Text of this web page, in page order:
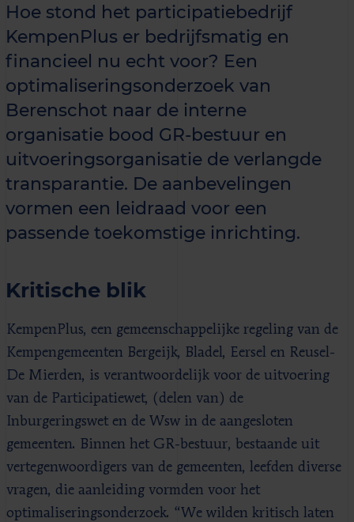
Hoe stond het participatiebedrijf
KempenPlus er bedrijfsmatig en
financieel nu echt voor? Een
optimaliseringsonderzoek van
Berenschot naar de interne
organisatie bood GR-bestuur en
uitvoeringsorganisatie de verlangde
transparantie. De aanbevelingen
vormen een leidraad voor een
passende toekomstige inrichting.
Kritische blik
KempenPlus, een gemeenschappelijke regeling van de
Kempengemeenten Bergeijk, Bladel, Eersel en Reusel-
De Mierden, is verantwoordelijk voor de uitvoering
van de Participatiewet, (delen van) de
Inburgeringswet en de Wsw in de aangesloten
gemeenten. Binnen het GR-bestuur, bestaande uit
vertegenwoordigers van de gemeenten, leefden diverse
vragen, die aanleiding vormden voor het
optimaliseringsonderzoek. “We wilden kritisch laten